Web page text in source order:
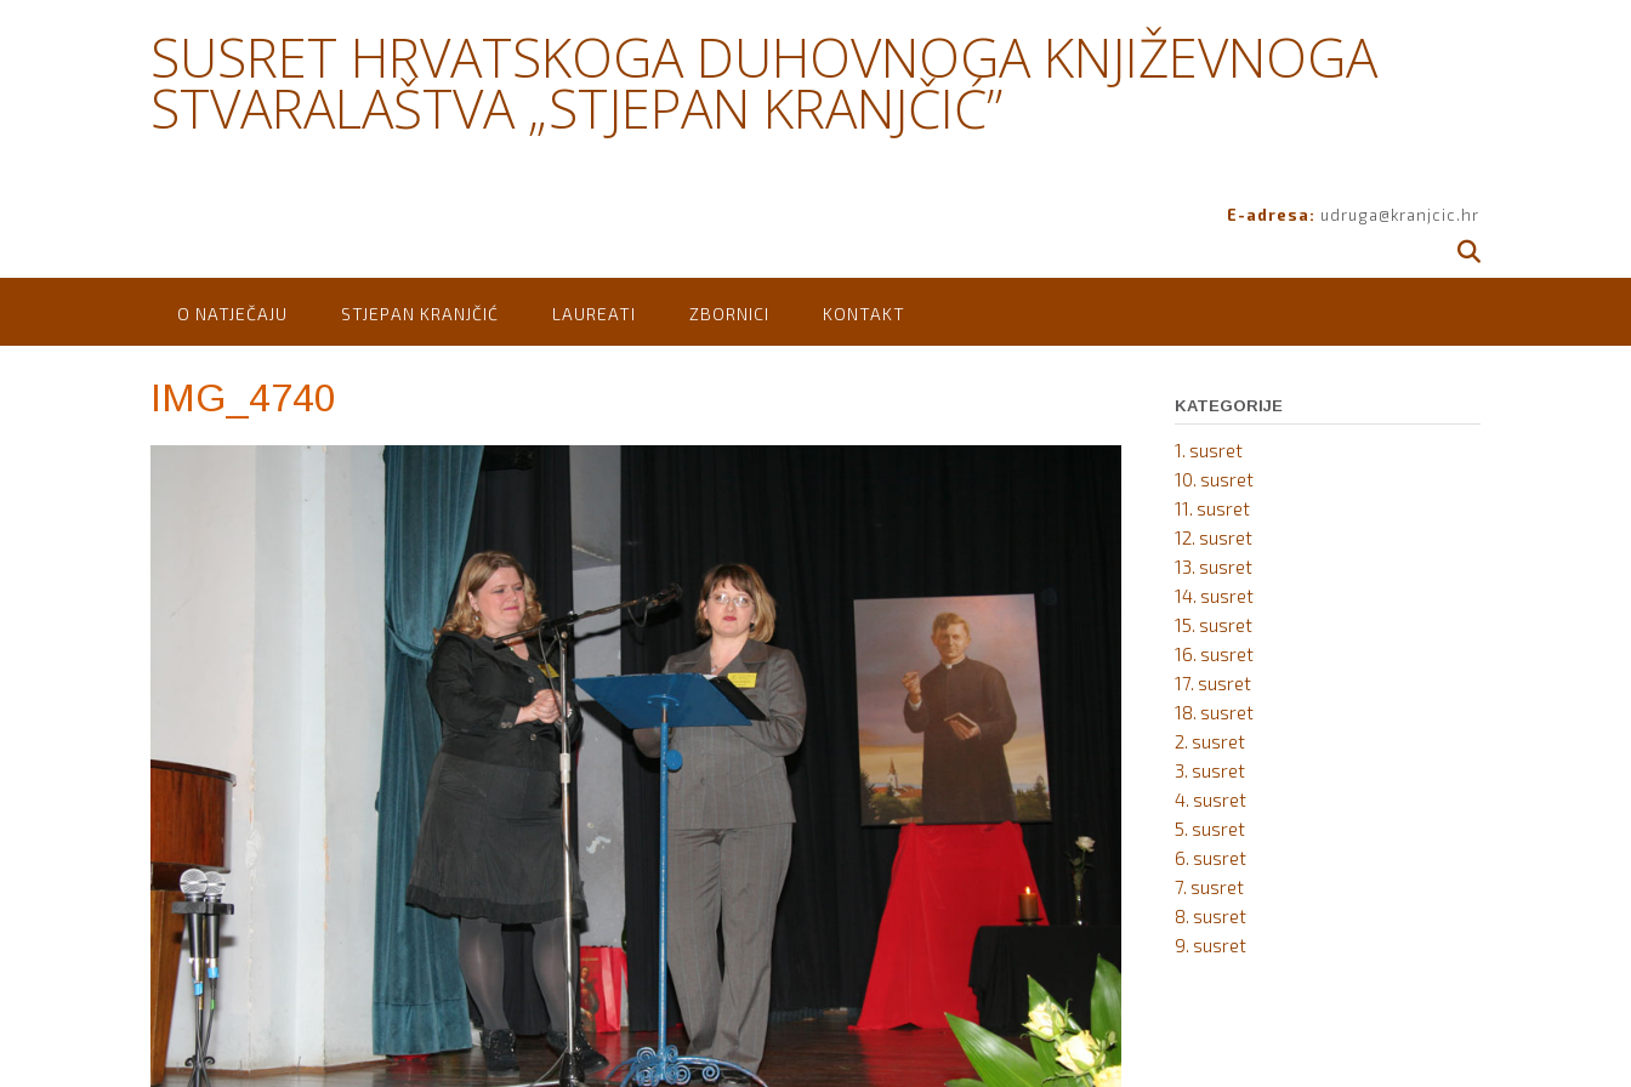
SUSRET HRVATSKOGA DUHOVNOGA KNJIŽEVNOGA
STVARALAŠTVA „STJEPAN KRANJČIĆ”
E-adresa: udruga@kranjcic.hr
O NATJEČAJU STJEPAN KRANJČIĆ LAUREATI ZBORNICI KONTAKT
IMG_4740 KATEGORIJE
1. susret
10. susret
11. susret
12. susret
13. susret
14. susret
15. susret
16. susret
17. susret
18. susret
2. susret
3. susret
4. susret
5. susret
6. susret
7. susret
8. susret
9. susret